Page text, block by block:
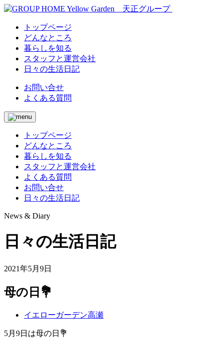
トップページ
どんなところ
暮らしを知る
スタッフと運営会社
日々の生活日記
お問い合せ
よくある質問
トップページ
どんなところ
暮らしを知る
スタッフと運営会社
よくある質問
お問い合せ
日々の生活日記
News & Diary
日々の生活日記
2021年5月9日
母の日💐
イエローガーデン高瀬
5月9日は母の日💐